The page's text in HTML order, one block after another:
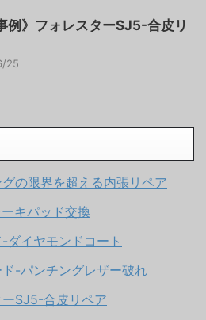
例》フォレスターSJ5-合皮リ
25
グの限界を超える内張リペア
キパッド交換
ダイヤモンドコート
ド-パンチングレザー破れ
ーSJ5-合皮リペア